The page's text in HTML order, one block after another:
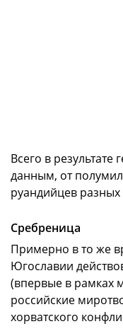
Всего в
данным, от
руандийцев разных
Сребреница
Примерно в то же
Югославии
(впервые в рамках
российские
хорватского